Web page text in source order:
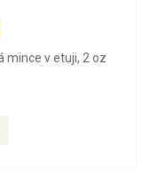
mince v etuji, 2 oz